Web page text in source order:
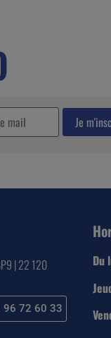
| 22 120
96 72 60 33
Du